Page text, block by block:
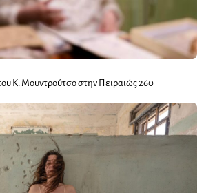
Κ. Μουντρούτσο στην Πειραιώς 260